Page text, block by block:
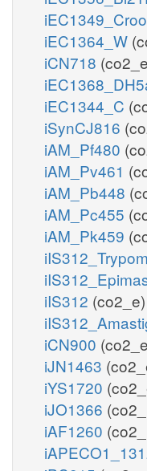
iEC1364_W
iCN718
iEC1344_C
iSynCJ816
iAM_Pf480
iAM_Pv461
iAM_Pb448
iAM_Pc455
iAM_Pk459
iIS312 (co2_e)
iCN900
iJN1463
iYS1720
iJO1366
iAF1260